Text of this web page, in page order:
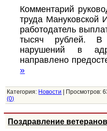
Комментарий
труда Мануковской
работодатель
тысяч рублей. В
нарушений в
направлено
»
Категория: Новости Просмотров:
(0)
Поздравление